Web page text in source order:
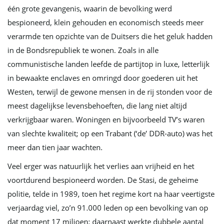
één grote gevangenis, waarin de bevolking werd
bespioneerd, klein gehouden en economisch steeds meer
verarmde ten opzichte van de Duitsers die het geluk hadden
in de Bondsrepubliek te wonen. Zoals in alle
communistische landen leefde de partijtop in luxe, letterlijk
in bewaakte enclaves en omringd door goederen uit het
Westen, terwijl de gewone mensen in de rij stonden voor de
meest dagelijkse levensbehoeften, die lang niet altijd
verkrijgbaar waren. Woningen en bijvoorbeeld TV’s waren
van slechte kwaliteit; op een Trabant (‘de’ DDR-auto) was het
meer dan tien jaar wachten.
Veel erger was natuurlijk het verlies aan vrijheid en het
voortdurend bespioneerd worden. De Stasi, de geheime
politie, telde in 1989, toen het regime kort na haar veertigste
verjaardag viel, zo’n 91.000 leden op een bevolking van op
dat moment 17 miljoen; daarnaast werkte dubbele aantal